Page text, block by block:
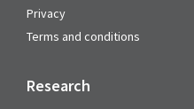
Privacy
Terms and conditions
Research